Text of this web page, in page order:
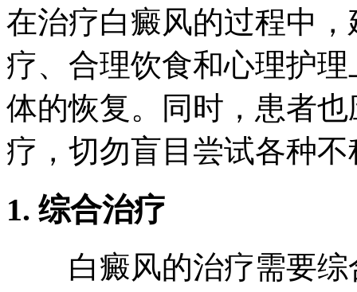
在治疗白癜风的过程中
疗、合理饮食和心理护
体的恢复。同时，患者
疗，切勿盲目尝试各种
1. 综合治疗
白癜风的治疗需要综